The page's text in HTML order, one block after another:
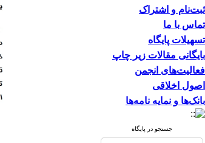
ثبت‌نام و اشتراک
تماس با ما
تسهیلات پایگاه
بایگانی مقالات زیر چاپ
فعالیت‌های انجمن
اصول اخلاقی
بانک‌ها و نمایه نامه‌ها
جستجو در پایگاه